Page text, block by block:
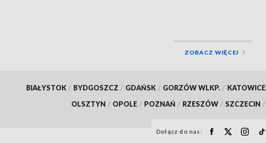
ZOBACZ WIĘCEJ
BIAŁYSTOK / BYDGOSZCZ / GDAŃSK / GORZÓW WLKP. / KATOWICE
OLSZTYN / OPOLE / POZNAŃ / RZESZÓW / SZCZECIN /
Dołącz do nas: